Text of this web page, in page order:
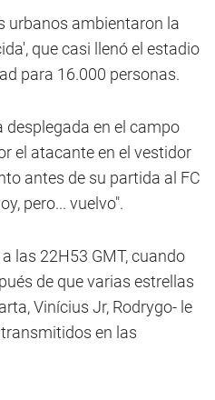
urbanos ambientaron la
que casi llenó el estadio
para 16.000 personas.
en el campo
el atacante en el vestidor
antes de su partida al FC
pero... vuelvo".
las 22H53 GMT, cuando
de que varias estrellas
Vinícius Jr, Rodrygo- le
en las